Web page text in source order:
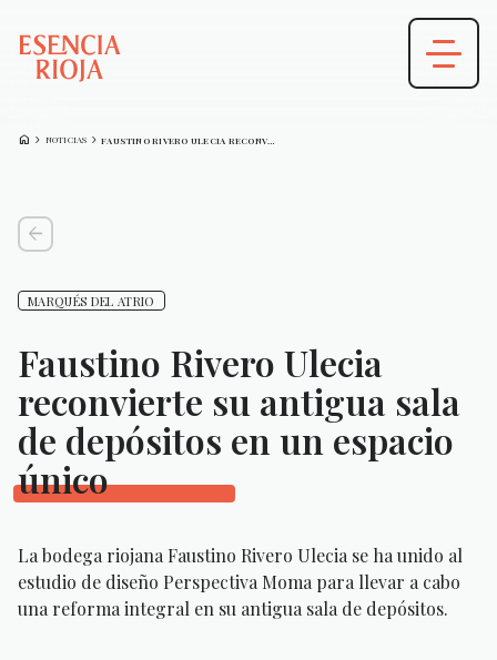
HOME CHEVRON_FORWARD NOTICIAS CHEVRON_FORWARD
arrow_back
MARQUÉS DEL ATRIO
Faustino Rivero Ulecia
reconvierte su antigua sala
de depósitos en un espacio
único
La bodega riojana Faustino Rivero Ulecia se ha unido al
estudio de diseño Perspectiva Moma para llevar a cabo
una reforma integral en su antigua sala de depósitos.